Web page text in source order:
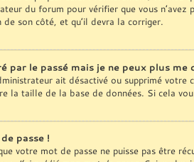
du forum pour vérifier que vous
son côté, et qu’il devra la corriger.
par le passé mais je ne peux plus me
ait désactivé ou supprimé
la taille de la base de données. Si cela
passe !
votre mot de passe ne puisse pas être